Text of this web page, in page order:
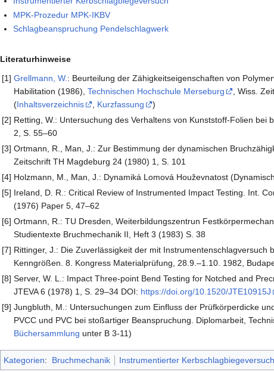
MPK-Prozedur MPK-IKBV
Schlagbeanspruchung Pendelschlagwerk
Literaturhinweise
[1] Grellmann, W. : Beurteilung der Zähigkeitseigenschaften von
Habilitation (1986), Technischen Hochschule Merseburg
, Wiss.
(Inhaltsverzeichnis Kurzfassung
)
[2] Retting, W.: Untersuchung des Verhaltens von Kunststoff-Folien
2, S. 55‒60
[3] Ortmann, R., Man, J.: Zur Bestimmung der dynamischen
Zeitschrift TH Magdeburg 24 (1980) 1, S. 101
[4] Holzmann, M., Man, J.: Dynamiká Lomová Houževnatost
[5] Ireland, D. R.: Critical Review of Instrumented Impact Testing. Int.
(1976) Paper 5, 47–62
[6] Ortmann, R.: TU Dresden, Weiterbildungszentrun
Studientexte Bruchmechanik II, Heft 3 (1983) S. 38
[7] Rittinger, J.: Die Zuverlässigkeit der mit Instrumentenschlagversuch
Kenngrößen. 8. Kongress Materialprüfung, 28.9.–1.10. 1982,
[8] Server, W. L.: Impact Three-point Bend Testing for Notched and
JTEVA 6 (1978) 1, S. 29–34 DOI: https://doi.org/10.1520/JTE10915J
[9] Jungbluth, M.: Untersuchungen zum Einfluss der Prüfkörperdicke
PVCC und PVC bei stoßartiger Beanspruchung. Diplomarbeit,
Büchersammlung unter B 3-11)
Kategorien: Bruchmechanik Instrumentierter Kerbschlagbiegeversuch